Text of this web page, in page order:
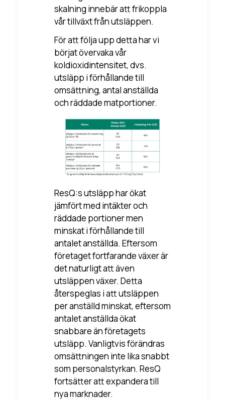
skalning innebär att frikoppla
vår tillväxt från utsläppen.
För att följa upp detta har vi
börjat övervaka vår
koldioxidintensitet, dvs.
utsläpp i förhållande till
omsättning, antal anställda
och räddade matportioner.
ResQ:s utsläpp har ökat
jämfört med intäkter och
räddade portioner men
minskat i förhållande till
antalet anställda. Eftersom
företaget fortfarande växer är
det naturligt att även
utsläppen växer. Detta
återspeglas i att utsläppen
per anställd minskat, eftersom
antalet anställda ökat
snabbare än företagets
utsläpp. Vanligtvis förändras
omsättningen inte lika snabbt
som personalstyrkan. ResQ
fortsätter att expandera till
nya marknader.